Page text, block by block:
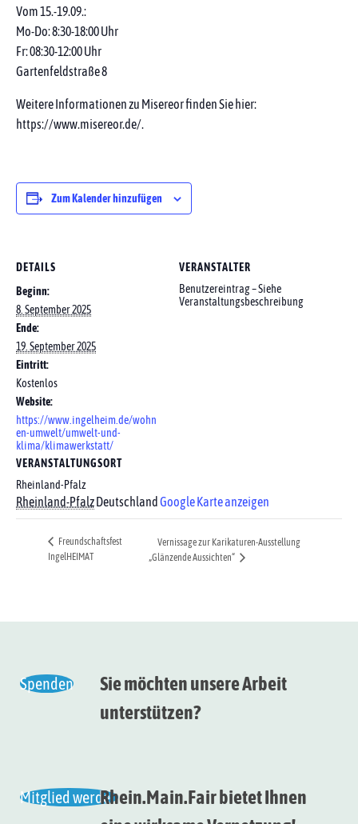
Vom 15.-19.09.:
Mo-Do: 8:30-18:00 Uhr
Fr: 08:30-12:00 Uhr
Gartenfeldstraße 8
Weitere Informationen zu Misereor finden Sie hier:
https://www.misereor.de/.
Zum Kalender hinzufügen
DETAILS
Beginn:
8. September 2025
Ende:
19. September 2025
Eintritt:
Kostenlos
Website:
https://www.ingelheim.de/wohn
en-umwelt/umwelt-und-
klima/klimawerkstatt/
VERANSTALTUNGSORT
Rheinland-Pfalz
Rheinland-PfalzDeutschland Google Karte anzeigen
VERANSTALTER
Benutzereintrag – Siehe
Veranstaltungsbeschreibung
Freundschaftsfest
IngelHEIMAT
Vernissage zur Karikaturen-Ausstellung
„Glänzende Aussichten“
Spenden
Sie möchten unsere Arbeit
unterstützen?
Mitglied werdenRhein.Main.Fair bietet Ihnen